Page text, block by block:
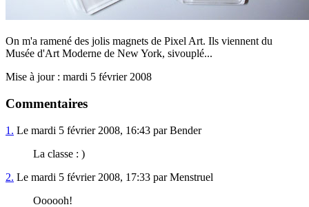
On m'a ramené des jolis magnets de Pixel Art. Ils viennent du
Musée d'Art Moderne de New York, sivouplé...
Mise à jour : mardi 5 février 2008
Commentaires
1. Le mardi 5 février 2008, 16:43 par Bender
La classe : )
2. Le mardi 5 février 2008, 17:33 par Menstruel
Oooooh!